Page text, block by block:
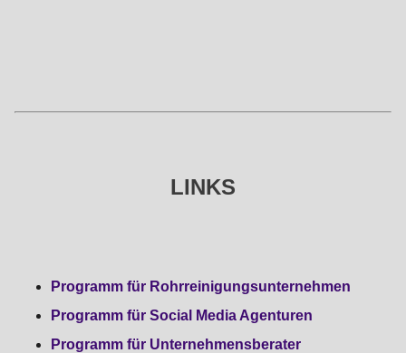
LINKS
Programm für Rohrreinigungsunternehmen
Programm für Social Media Agenturen
Programm für Unternehmensberater